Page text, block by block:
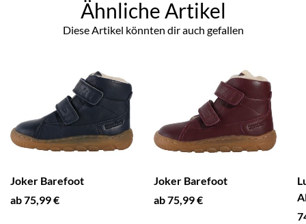
Ähnliche Artikel
Diese Artikel könnten dir auch gefallen
Joker Barefoot
ab 75,99 €
Joker Barefoot
ab 75,99 €